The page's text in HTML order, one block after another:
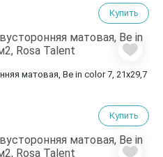
Купить
матовая, Be in color 7, 21х29,7
Купить